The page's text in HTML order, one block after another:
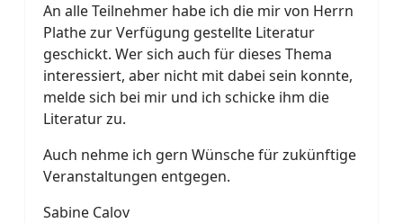
An alle Teilnehmer habe ich die mir von Herrn
Plathe zur Verfügung gestellte Literatur
geschickt. Wer sich auch für dieses Thema
interessiert, aber nicht mit dabei sein konnte,
melde sich bei mir und ich schicke ihm die
Literatur zu.
Auch nehme ich gern Wünsche für zukünftige
Veranstaltungen entgegen.
Sabine Calov